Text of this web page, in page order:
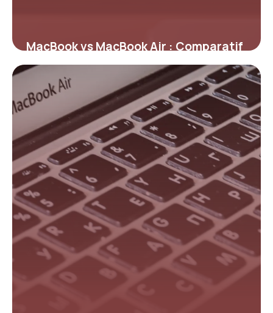
MacBook vs MacBook Air : Comparatif
2026
11 mai 2026